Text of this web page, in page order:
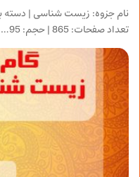
تعداد صفحات: 865 | حجم: 95…